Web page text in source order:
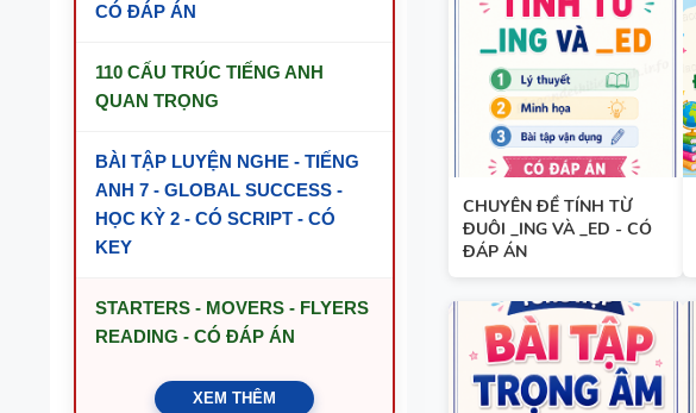
CÓ ĐÁP ÁN
110 CẤU TRÚC TIẾNG ANH
QUAN TRỌNG
BÀI TẬP LUYỆN NGHE - TIẾNG
ANH 7 - GLOBAL SUCCESS -
HỌC KỲ 2 - CÓ SCRIPT - CÓ
KEY
STARTERS - MOVERS - FLYERS
READING - CÓ ĐÁP ÁN
XEM THÊM
CHUYÊN ĐỀ TÍNH TỪ
ĐUÔI _ING VÀ _ED - CÓ
ĐÁP ÁN